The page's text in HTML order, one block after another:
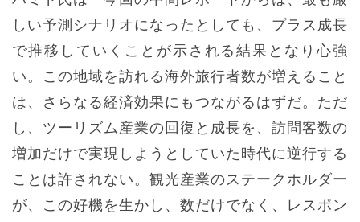
しい予測シナリオになったとしても、プラス成長
で推移していくことが示される結果となり心強
い。この地域を訪れる海外旅行者数が増えること
は、さらなる経済効果にもつながるはずだ。ただ
し、ツーリズム産業の回復と成長を、訪問客数の
増加だけで実現しようとしていた時代に逆行する
ことは許されない。観光産業のステークホルダー
が、この好機を生かし、数だけでなく、レスポン